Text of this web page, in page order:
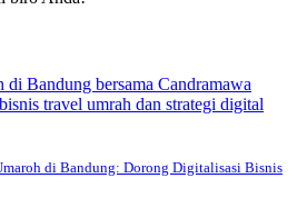
di Bandung: Dorong Digitalisasi Bisnis